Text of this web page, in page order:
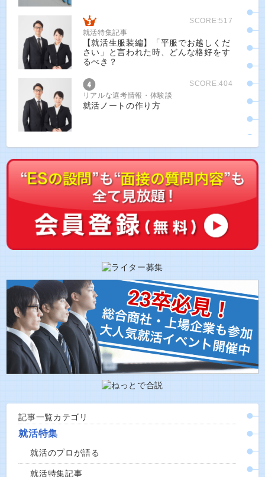
SCORE:517
就活特集記事
【就活生服装編】「平服でお越しくだ
さい」と言われた時、どんな格好をす
るべき？
SCORE:404
リアルな選考情報・体験談
就活ノートの作り方
記事一覧カテゴリ
就活特集
就活のプロが語る
就活特集記事